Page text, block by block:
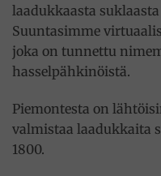
laadukkaasta
Suuntasimme
joka on tunnettu
hasselpähkinöistä.
Piemontesta on
valmistaa laadukkaita
1800.